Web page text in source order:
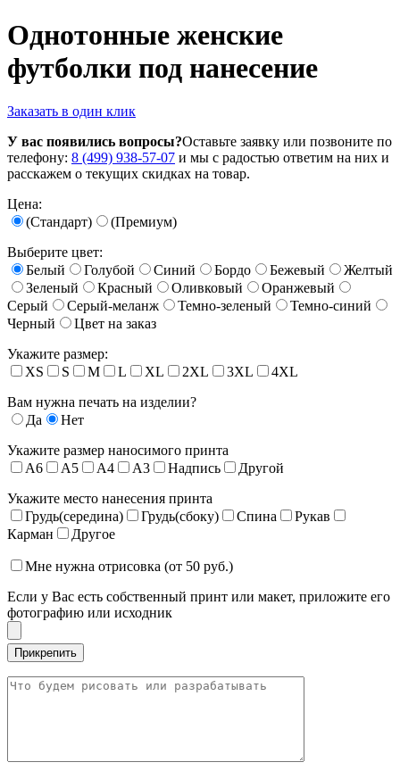
Однотонные женские
футболки под нанесение
Заказать в один клик
У вас появились вопросы?Оставьте заявку или позвоните по
телефону: 8 (499) 938-57-07 и мы с радостью ответим на них и
расскажем о текущих скидках на товар.
Цена:
(Стандарт)
(Премиум)
Выберите цвет:
Белый
Голубой Синий Бордо Бежевый
Желтый
Зеленый
Красный Оливковый
Оранжевый
Серый
Серый-меланж Темно-зеленый
Темно-синий
Черный
Цвет на заказ
Укажите размер:
XS
S M L XL 2XL 3XL
4XL
Вам нужна печать на изделии?
Да
Нет
Укажите размер наносимого принта
A6
A5 A4 A3 Надпись
Другой
Укажите место нанесения принта
Грудь(середина)
Грудь(сбоку) Спина
Рукав
Карман
Другое
Мне нужна отрисовка (от 50 руб.)
Если у Вас есть собственный принт или макет, приложите его
фотографию или исходник